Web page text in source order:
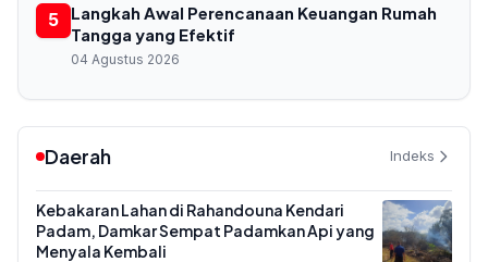
5
Langkah Awal Perencanaan Keuangan Rumah
Tangga yang Efektif
04 Agustus 2026
Daerah Indeks
Kebakaran Lahan di Rahandouna Kendari
Padam, Damkar Sempat Padamkan Api yang
Menyala Kembali